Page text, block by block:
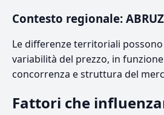
Contesto regionale:
Le differenze territoriali
variabilità del prezzo, in
concorrenza e struttura del
Fattori che